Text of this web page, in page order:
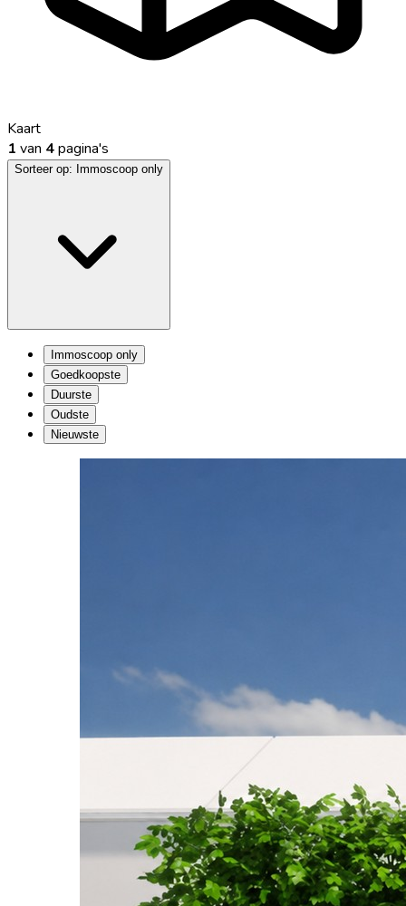
Kaart
1 van 4pagina's
Sorteer op: Immoscoop only
Immoscoop only
Goedkoopste
Duurste
Oudste
Nieuwste